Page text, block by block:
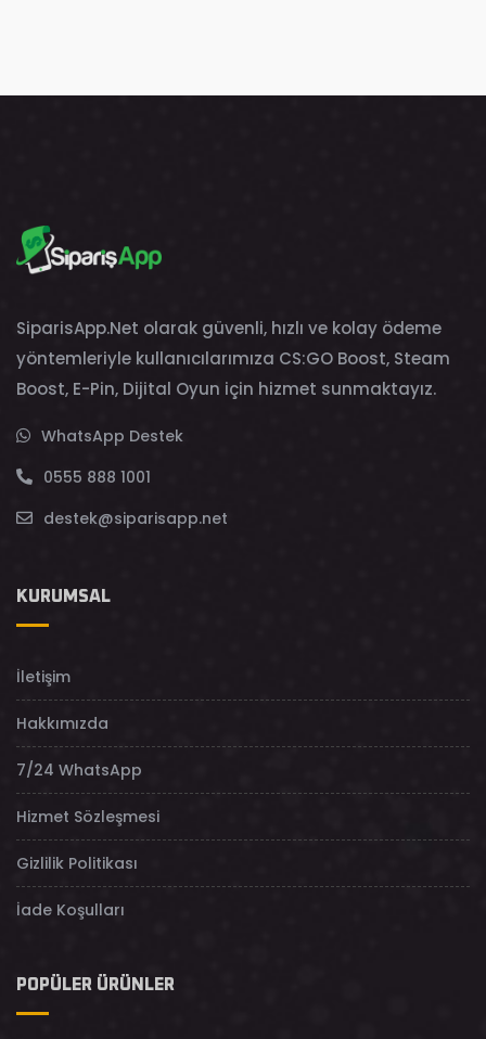
SiparisApp.Net olarak güvenli, hızlı ve kolay ödeme
yöntemleriyle kullanıcılarımıza CS:GO Boost, Steam
Boost, E-Pin, Dijital Oyun için hizmet sunmaktayız.
WhatsApp Destek
0555 888 1001
destek@siparisapp.net
KURUMSAL
İletişim
Hakkımızda
7/24 WhatsApp
Hizmet Sözleşmesi
Gizlilik Politikası
İade Koşulları
POPÜLER ÜRÜNLER